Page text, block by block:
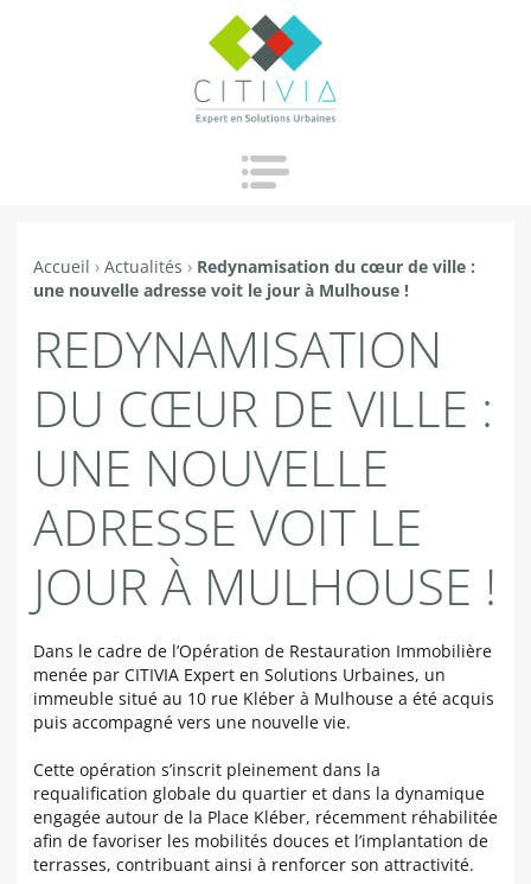
Jump to navigation
Vous
ici
Accueil › Actualités › Redynamisation du cœur de ville :
une nouvelle adresse voit le jour à Mulhouse !
REDYNAMISATION
DU CŒUR DE VILLE :
UNE NOUVELLE
ADRESSE VOIT LE
JOUR À MULHOUSE !
Dans le cadre de l’Opération de Restauration Immobilière
menée par CITIVIA Expert en Solutions Urbaines, un
immeuble situé au 10 rue Kléber à Mulhouse a été acquis
puis accompagné vers une nouvelle vie.
Cette opération s’inscrit pleinement dans la
requalification globale du quartier et dans la dynamique
engagée autour de la Place Kléber, récemment réhabilitée
afin de favoriser les mobilités douces et l’implantation de
terrasses, contribuant ainsi à renforcer son attractivité.